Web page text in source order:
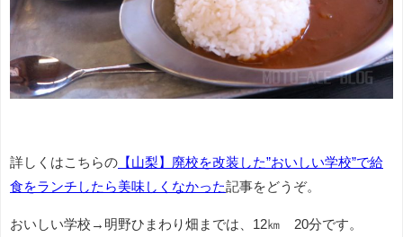
詳しくはこちらの 【山梨】廃校を改装した”おいしい学校”で給
食をランチしたら美味しくなかった記事をどうぞ。
おいしい学校→明野ひまわり畑までは、12㎞ 20分です。